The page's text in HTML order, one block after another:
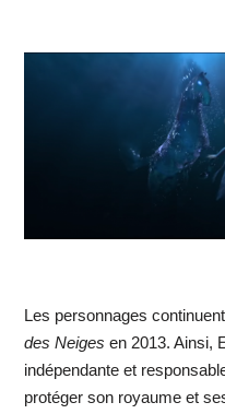
Les personnages
des Neiges en 2013. Ainsi,
indépendante et
protéger son royaume et